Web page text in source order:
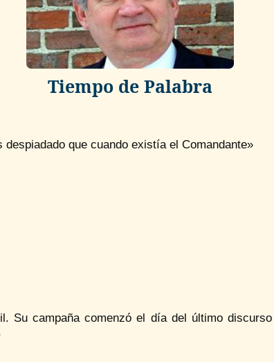
Tiempo de Palabra
que cuando existía el Comandante»
Su campaña comenzó el día del último